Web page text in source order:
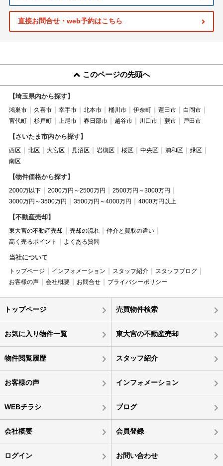
直接お問合せ・web予約はこちら
このページの先頭へ
【埼玉県内から探す】
鴻巣市 久喜市 幸手市 北本市 桶川市 伊奈町 蓮田市
白岡市
宮代町
杉戸町 上尾市 春日部市 越谷市 川口市 蕨市 戸田市
【さいたま市内から探す】
西区 北区 大宮区 見沼区 岩槻区 桜区 中央区 浦和区
緑区
南区
【物件価格から探す】
2000万以下 2000万円～2500万円
2500万円～3000万円
3000万円～3500万円
3500万円～4000万円 4000万円以上
【不動産売却】
東大宮の不動産売却 売却の流れ
仲介と買取の違い
高く売るポイント
よくある質問
当社について
トップページ インフォメーション スタッフ紹介
スタッフブログ
お客様の声
会社概要 お問合せ プライバシーポリシー
トップページ 売買物件検索
お気に入り物件一覧 東大宮の不動産売却
物件閲覧履歴 スタッフ紹介
お客様の声 インフォメーション
WEBチラシ ブログ
会社概要 会員登録
ログイン お問い合わせ